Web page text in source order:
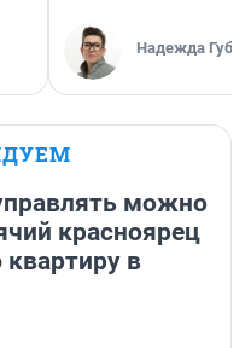
Надежда
можно
красноярец
в